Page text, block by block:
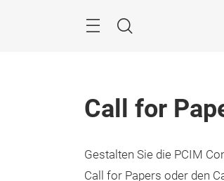
Suche
Call for
Gestalten Sie die PCIM
Call for Papers oder den